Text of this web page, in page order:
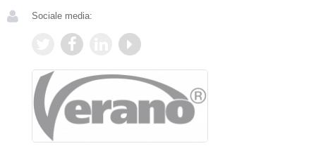
Sociale media: